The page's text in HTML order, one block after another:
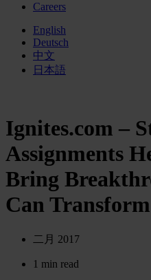
Careers
English
Deutsch
中文
日本語
Ignites.com –
Assignments
Bring
Can
二月 2017
1 min read